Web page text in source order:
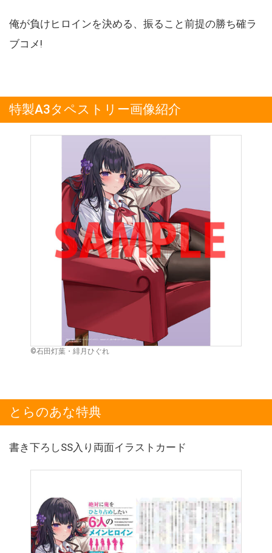
俺が負けヒロインを決める、振ること前提の勝ち確ラ
ブコメ!
特製A3タペストリー画像紹介
©石田灯葉・緋月ひぐれ
とらのあな特典
書き下ろしSS入り両面イラストカード